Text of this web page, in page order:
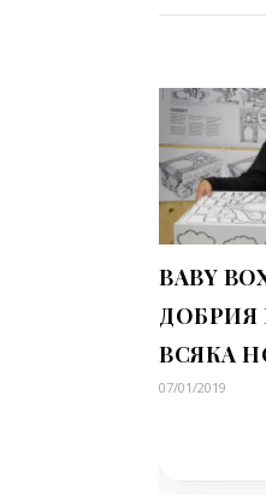
BABY
ДОБРИЯ
ВСЯКА
07/01/2019